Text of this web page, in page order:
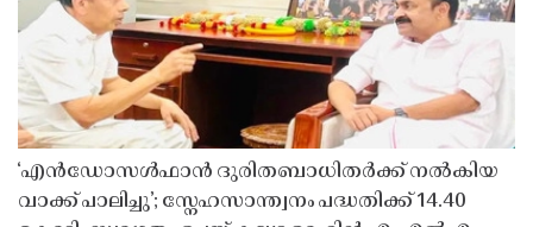
‘എൻഡോസൾഫാൻ ദുരിതബാധിതർക്ക് നൽകിയ
വാക്ക് പാലിച്ചു’; സ്നേഹസാന്ത്വനം പദ്ധതിക്ക് 14.40